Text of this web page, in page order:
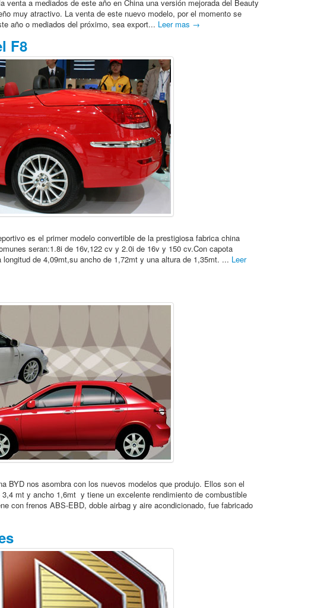
venta a mediados de este año en China una versión mejorada del Beauty
muy atractivo. La venta de este nuevo modelo, por el momento se
año o mediados del próximo, sea export... Leer mas →
F8
es el primer modelo convertible de la prestigiosa fabrica china
seran:1.8i de 16v,122 cv y 2.0i de 16v y 150 cv.Con capota
de 4,09mt,su ancho de 1,72mt y una altura de 1,35mt. ... Leer
BYD nos asombra con los nuevos modelos que produjo. Ellos son el
mt y ancho 1,6mt y tiene un excelente rendimiento de combustible
con frenos ABS-EBD, doble airbag y aire acondicionado, fue fabricado